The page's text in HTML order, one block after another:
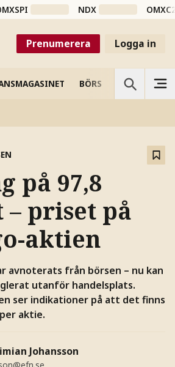
NDX
Prenumerera Logga in
BÖRS VETENSKAP
på 97,8
priset på
aktien
avnoterats från börsen – nu kan
utanför handelsplats.
ser indikationer på att det finns
aktie.
Johansson